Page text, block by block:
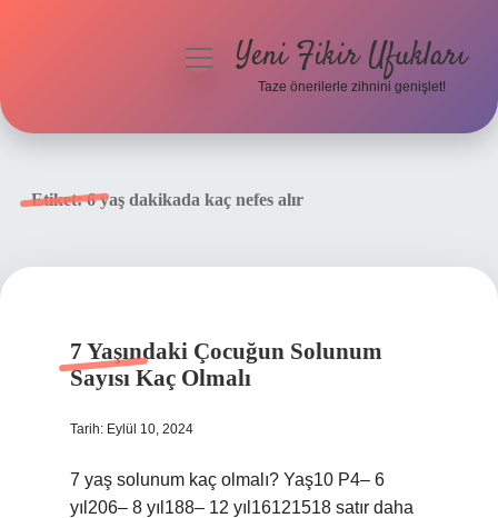
menüyüYeni Fikir Ufukları
Taze önerilerle zihnini genişlet!
Etiket:6 yaş dakikada kaç nefes alır
7 Yaşındaki Çocuğun Solunum
Sayısı Kaç Olmalı
Tarih: Eylül 10, 2024
7 yaş solunum kaç olmalı? Yaş10 P4– 6
yıl206– 8 yıl188– 12 yıl16121518 satır daha